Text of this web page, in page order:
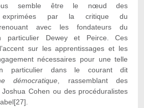
semble être le nœud des
exprimées par la critique du
renouant avec les fondateurs du
particulier Dewey et Peirce. Ces
sur les apprentissages et les
nécessaires pour une telle
particulier dans le courant dit
démocratique , rassemblant des
Joshua Cohen ou des procéduralistes